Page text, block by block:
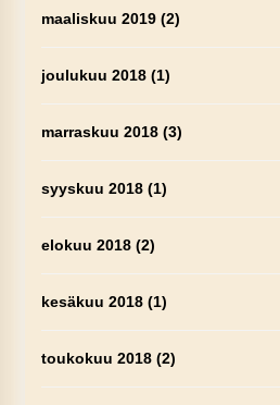
maaliskuu 2019(2)
joulukuu 2018(1)
marraskuu 2018(3)
syyskuu 2018(1)
elokuu 2018(2)
kesäkuu 2018(1)
toukokuu 2018(2)